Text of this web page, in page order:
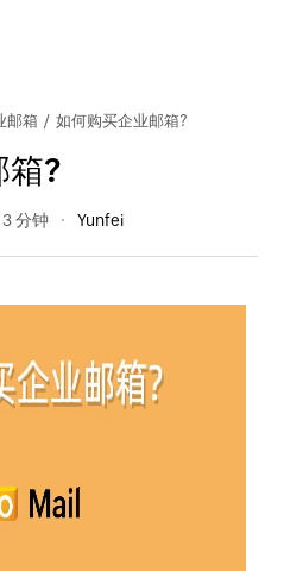
邮箱 / 如何购买企业邮箱?
箱?
3 分钟 Yunfei